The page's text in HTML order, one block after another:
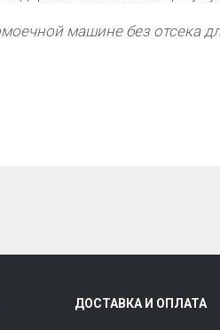
машине без отсека
ДОСТАВКА И ОПЛАТА